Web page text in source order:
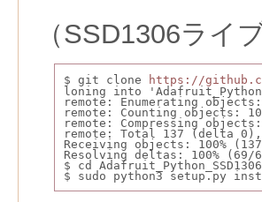
（SSD1306ライ
$ git clone
https://
loning into
remote: Enumerating
remote: Counting objects:
remote: Compressing
remote: Total 137 (delta
Receiving objects: 100%
Resolving deltas: 100% (69/
$ cd Adafruit_Python_SSD1306
$ sudo python3 setup.py